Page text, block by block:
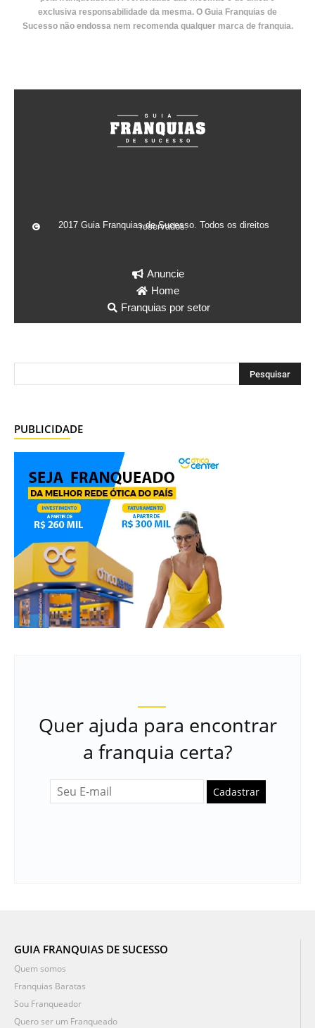
exclusiva responsabilidade da mesma. O Guia Franquias de
Sucesso não endossa nem recomenda qualquer marca de franquia.
2017 Guia Franquias de Sucesso. Todos os direitos reservados.
Anuncie
Home
Franquias por setor
PUBLICIDADE
Quer ajuda para encontrar
a franquia certa?
Cadastrar
GUIA FRANQUIAS DE SUCESSO
Quem somos
Franquias Baratas
Sou Franqueador
Quero ser um Franqueado